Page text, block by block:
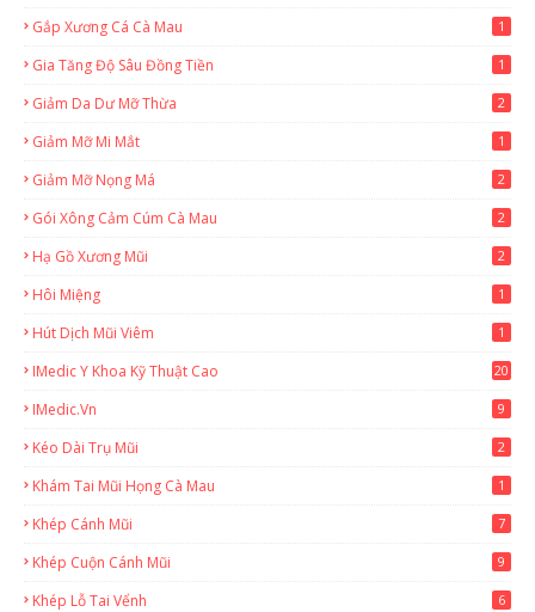
Gắp Xương Cá Cà Mau 1
Gia Tăng Độ Sâu Đồng Tiền 1
Giảm Da Dư Mỡ Thừa 2
Giảm Mỡ Mi Mắt 1
Giảm Mỡ Nọng Má 2
Gói Xông Cảm Cúm Cà Mau 2
Hạ Gồ Xương Mũi 2
Hôi Miệng 1
Hút Dịch Mũi Viêm 1
IMedic Y Khoa Kỹ Thuật Cao
20
IMedic.vn 9
Kéo Dài Trụ Mũi 2
Khám Tai Mũi Họng Cà Mau 1
Khép Cánh Mũi 7
Khép Cuộn Cánh Mũi 9
Khép Lỗ Tai Vểnh 6